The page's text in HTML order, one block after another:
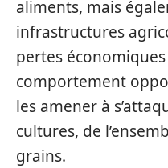
aliments, mais
infrastructures
pertes
comportement
les amener à
cultures, de
grains.